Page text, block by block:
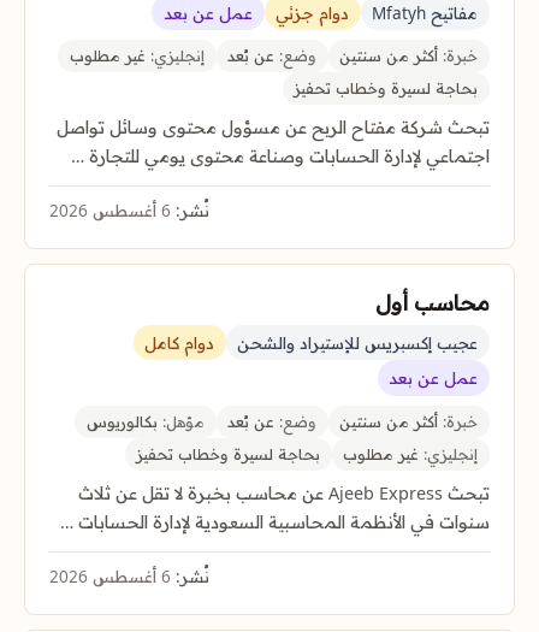
مفاتيح Mfatyh دوام جزئي عمل عن بعد
خبرة: أكثر من سنتين وضع: عن بُعد إنجليزي: غير مطلوب
بحاجة لسيرة وخطاب تحفيز
تبحث شركة مفتاح الربح عن مسؤول محتوى وسائل تواصل
اجتماعي لإدارة الحسابات وصناعة محتوى يومي للتجارة …
نُشر:
محاسب أول
عجيب إكسبريس للإستيراد والشحن
دوام كامل
عمل عن بعد
خبرة: أكثر من سنتين وضع: عن بُعد مؤهل: بكالوريوس
إنجليزي: غير مطلوب بحاجة لسيرة وخطاب تحفيز
تبحث Ajeeb Express عن محاسب بخبرة لا تقل عن ثلاث
سنوات في الأنظمة المحاسبية السعودية لإدارة الحسابات …
نُشر: